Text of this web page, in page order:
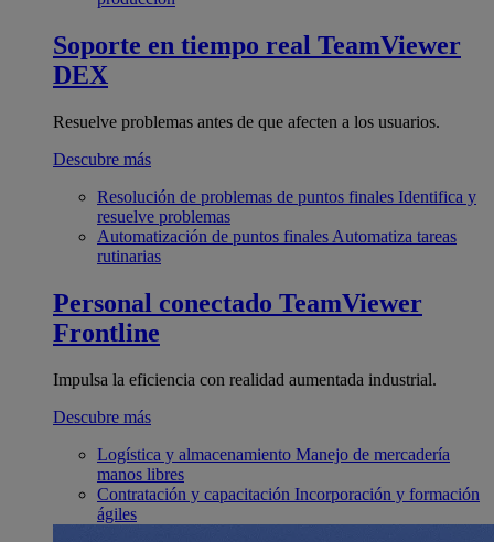
Soporte en tiempo real TeamViewer
DEX
Resuelve problemas antes de que afecten a los usuarios.
Descubre más
Resolución de problemas de puntos finales Identifica y
resuelve problemas
Automatización de puntos finales Automatiza tareas
rutinarias
Personal conectado TeamViewer
Frontline
Impulsa la eficiencia con realidad aumentada industrial.
Descubre más
Logística y almacenamiento Manejo de mercadería
manos libres
Contratación y capacitación Incorporación y formación
ágiles